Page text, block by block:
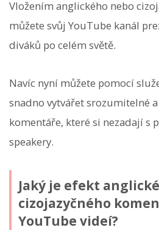
Vložením anglického nebo
můžete svůj YouTube kanál
diváků po celém světě.
Navíc nyní můžete pomocí
snadno vytvářet srozumitelné
komentáře, které si nezadají s
speakery.
Jaký je efekt
cizojazyčného
YouTube videí?